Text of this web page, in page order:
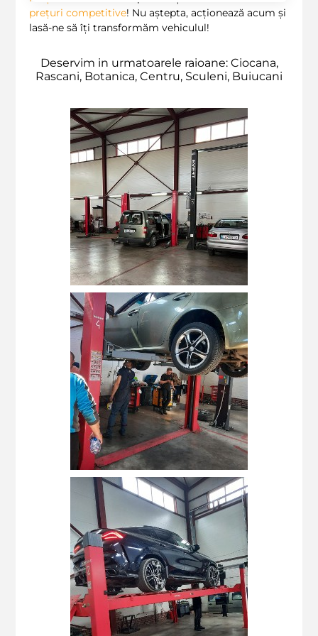
prețuri competitive! Nu aștepta, acționează acum și
lasă-ne să îți transformăm vehiculul!
Deservim in urmatoarele raioane: Ciocana,
Rascani, Botanica, Centru, Sculeni, Buiucani